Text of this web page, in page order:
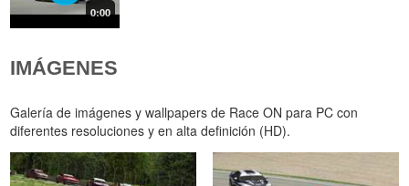
0:00
IMÁGENES
Galería de imágenes y wallpapers de Race ON para PC con
diferentes resoluciones y en alta definición (HD).